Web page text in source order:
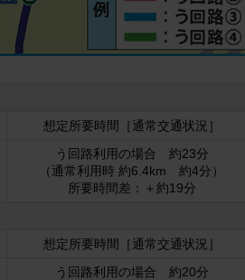
想定所要時間［通常交通状況］
う回路利用の場合 約23分
（通常利用時 約6.4km 約4分）
所要時間差：＋約19分
想定所要時間［通常交通状況］
う回路利用の場合 約20分